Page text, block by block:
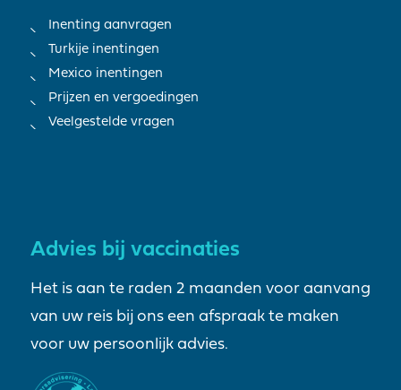
Inenting aanvragen
Turkije inentingen
Mexico inentingen
Prijzen en vergoedingen
Veelgestelde vragen
Advies bij vaccinaties
Het is aan te raden 2 maanden voor aanvang
van uw reis bij ons een afspraak te maken
voor uw persoonlijk advies.